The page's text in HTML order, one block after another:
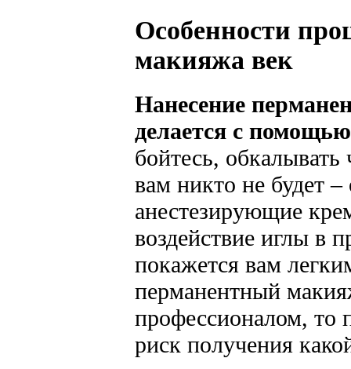
Особенности
макияжа век
Нанесение
делается с
бойтесь, обкалывать
вам никто не будет
анестезирующие
воздействие иглы в
покажется вам
перманентный
профессионалом, то
риск получения